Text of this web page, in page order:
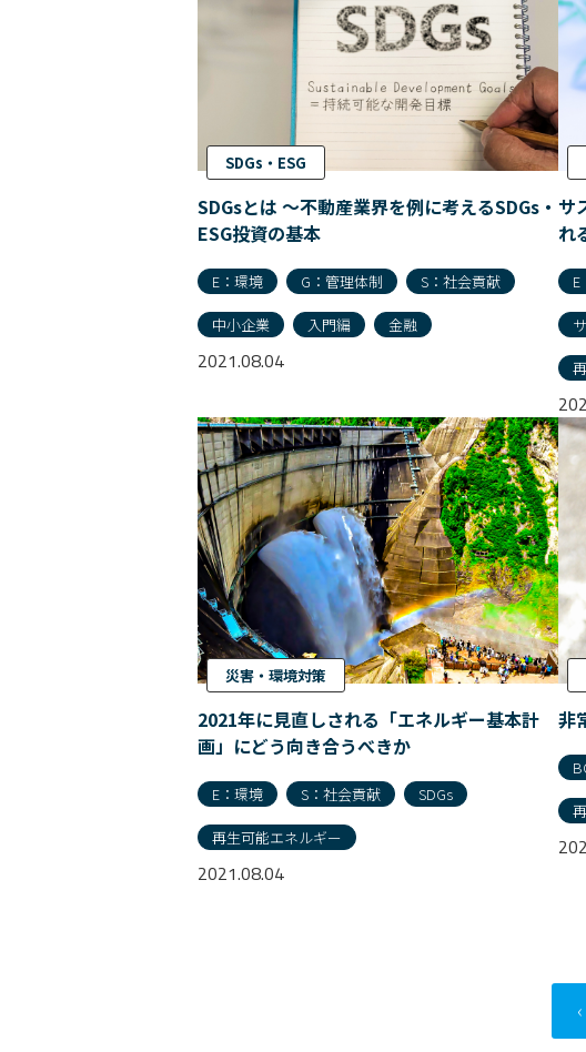
SDGs・ESG
SDGsとは 〜不動産業界を例に考えるSDGs・
ESG投資の基本
E：環境 G：管理体制 S：社会貢献
中小企業 入門編 金融
2021.08.04
サ
れ
災害・環境対策
2021年に見直しされる「エネルギー基本計
画」にどう向き合うべきか
E：環境 S：社会貢献 SDGs
再生可能エネルギー
2021.08.04
非
‹